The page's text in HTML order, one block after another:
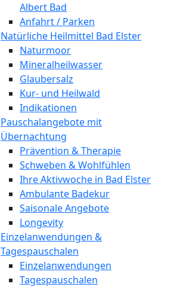
Albert Bad
Anfahrt / Parken
Natürliche Heilmittel Bad Elster
Naturmoor
Mineralheilwasser
Glaubersalz
Kur- und Heilwald
Indikationen
Pauschalangebote mit
Übernachtung
Prävention & Therapie
Schweben & Wohlfühlen
Ihre Aktivwoche in Bad Elster
Ambulante Badekur
Saisonale Angebote
Longevity
Einzelanwendungen &
Tagespauschalen
Einzelanwendungen
Tagespauschalen